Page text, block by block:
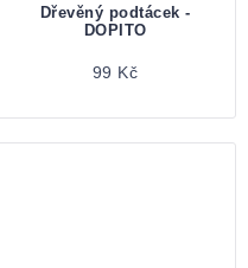
Dřevěný podtácek -
DOPITO
99 Kč